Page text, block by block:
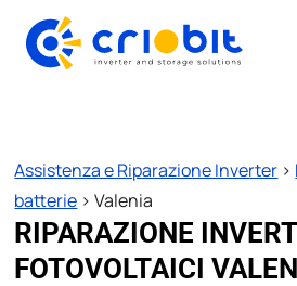
contenuto
Assistenza e Riparazione Inverter >
batterie >Valenia
RIPARAZIONE
FOTOVOLTAICI